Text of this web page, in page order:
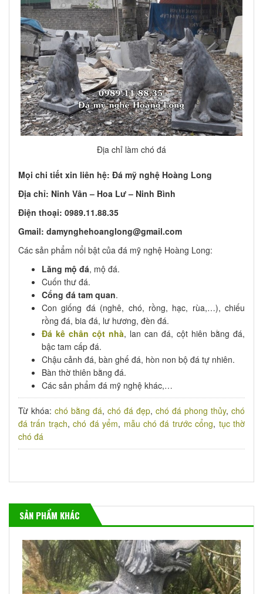
Địa chỉ làm chó đá
Mọi chi tiết xin liên hệ: Đá mỹ nghệ Hoàng Long
Địa chỉ: Ninh Vân – Hoa Lư – Ninh Bình
Điện thoại: 0989.11.88.35
Gmail: damynghehoanglong@gmail.com
Các sản phẩm nổi bật của đá mỹ nghệ Hoàng Long:
Lăng mộ đá, mộ đá.
Cuốn thư đá.
Cổng đá tam quan.
Con giống đá (nghê, chó, rồng, hạc, rùa,…), chiếu
rồng đá, bia đá, lư hương, đèn đá.
Đá kê chân cột nhà, lan can đá, cột hiên bằng đá,
bậc tam cấp đá.
Chậu cảnh đá, bàn ghế đá, hòn non bộ đá tự nhiên.
Bàn thờ thiên bằng đá.
Các sản phẩm đá mỹ nghệ khác,…
Từ khóa: chó bằng đá, chó đá đẹp, chó đá phong thủy, chó
đá trấn trạch,chó đá yểm, mẫu chó đá trước cổng, tục thờ
chó đá
SẢN PHẨM KHÁC